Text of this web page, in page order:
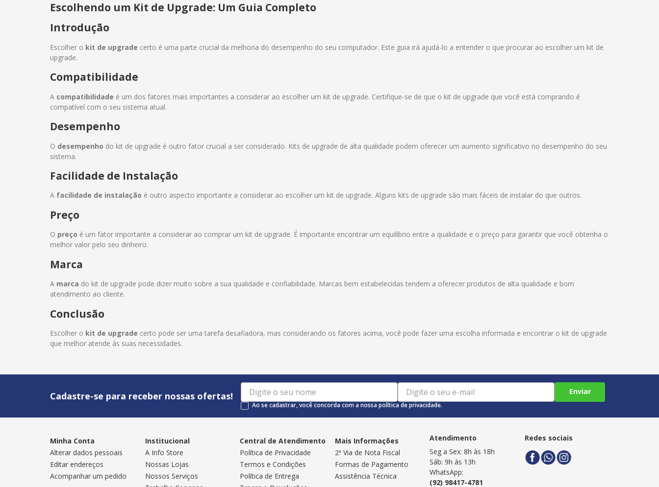
Escolhendo um Kit de Upgrade: Um Guia Completo
Introdução
Escolher o kit de upgrade certo é uma parte crucial da melhoria do desempenho do seu computador. Este guia irá ajudá-lo a entender o que procurar ao escolher um kit de
upgrade.
Compatibilidade
A compatibilidade é um dos fatores mais importantes a considerar ao escolher um kit de upgrade. Certifique-se de que o kit de upgrade que você está comprando é
compatível com o seu sistema atual.
Desempenho
O desempenho do kit de upgrade é outro fator crucial a ser considerado. Kits de upgrade de alta qualidade podem oferecer um aumento significativo no desempenho do seu
sistema.
Facilidade de Instalação
A facilidade de instalação é outro aspecto importante a considerar ao escolher um kit de upgrade. Alguns kits de upgrade são mais fáceis de instalar do que outros.
Preço
O preço é um fator importante a considerar ao comprar um kit de upgrade. É importante encontrar um equilíbrio entre a qualidade e o preço para garantir que você obtenha o
melhor valor pelo seu dinheiro.
Marca
A marca do kit de upgrade pode dizer muito sobre a sua qualidade e confiabilidade. Marcas bem estabelecidas tendem a oferecer produtos de alta qualidade e bom
atendimento ao cliente.
Conclusão
Escolher o kit de upgrade certo pode ser uma tarefa desafiadora, mas considerando os fatores acima, você pode fazer uma escolha informada e encontrar o kit de upgrade
que melhor atende às suas necessidades.
Cadastre-se para receber nossas ofertas! Enviar
Ao se cadastrar, você concorda com a nossa política de privacidade.
Minha Conta
Alterar dados pessoais
Editar endereços
Acompanhar um pedido
Institucional
A Info Store
Nossas Lojas
Nossos Serviços
Central de Atendimento
Política de Privacidade
Termos e Condições
Política de Entrega
Mais Informações
2ª Via de Nota Fiscal
Formas de Pagamento
Assistência Técnica
Atendimento
Seg a Sex: 8h às 18h
Sáb: 9h às 13h
WhatsApp:
(92) 98417-4781
Redes sociais